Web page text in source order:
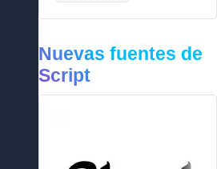
Nuevas fuentes de
Script